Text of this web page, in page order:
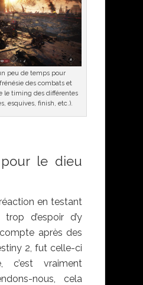
peu de temps pour
des combats et
le timing des différentes
esquives, finish, etc.).
le dieu
en testant
d’espoir d’y
après des
2, fut celle-ci
vraiment
nous, cela